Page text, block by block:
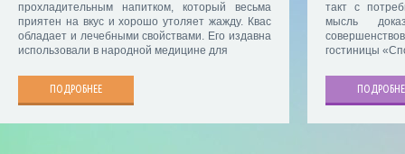
прохладительным напитком, который весьма
приятен на вкус и хорошо утоляет жажду. Квас
обладает и лечебными свойствами. Его издавна
использовали в народной медицине для
ПОДРОБНЕЕ
такт с
мысль
гостиницы